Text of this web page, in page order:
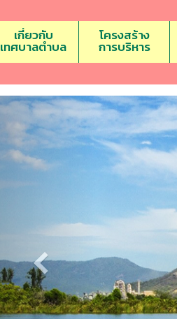
เกี่ยวกับ
เทศบาลตำบล
โครงสร้าง
การบริหาร